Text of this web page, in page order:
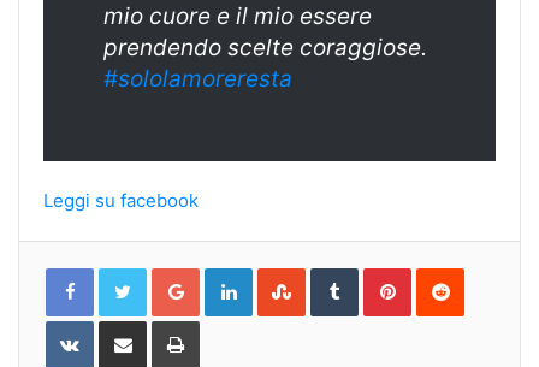
mio cuore e il mio essere
prendendo scelte coraggiose.
#sololamoreresta
Leggi su facebook
Google+LinkedInStumbleUpon
TumblrPinterestReddit
VKontakteShare
Email
Print